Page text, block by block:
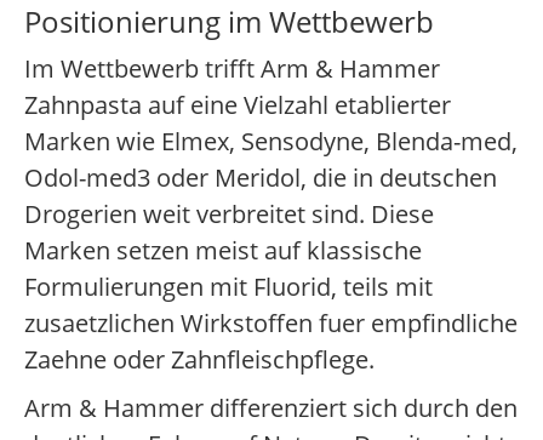
Positionierung im Wettbewerb
Im Wettbewerb trifft Arm & Hammer
Zahnpasta auf eine Vielzahl etablierter
Marken wie Elmex, Sensodyne, Blenda-med,
Odol-med3 oder Meridol, die in deutschen
Drogerien weit verbreitet sind. Diese
Marken setzen meist auf klassische
Formulierungen mit Fluorid, teils mit
zusaetzlichen Wirkstoffen fuer empfindliche
Zaehne oder Zahnfleischpflege.
Arm & Hammer differenziert sich durch den